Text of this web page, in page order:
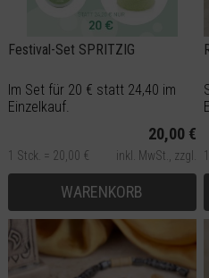
Festival-Set SPRITZIG
Im Set für 20 € statt 24,40 im
Einzelkauf.
20,00 €
1 Stck. = 20,00 € inkl. MwSt., zzgl.
Versand
WARENKORB